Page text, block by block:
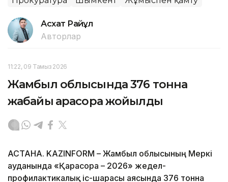
Асхат Райқұл
Авторлар
11:22, 09 Тамыз 2026
Жамбыл облысында 376 тонна
жабайы қарасора жойылды
АСТАНА. KAZINFORM – Жамбыл облысының Меркі
ауданында «Қарасора – 2026» жедел-
профилактикалық іс-шарасы аясында 376 тонна